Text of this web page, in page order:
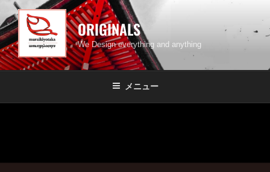
ン
テ
ン
ツ
ORIGINALS
We Design everything and anything
メニュー